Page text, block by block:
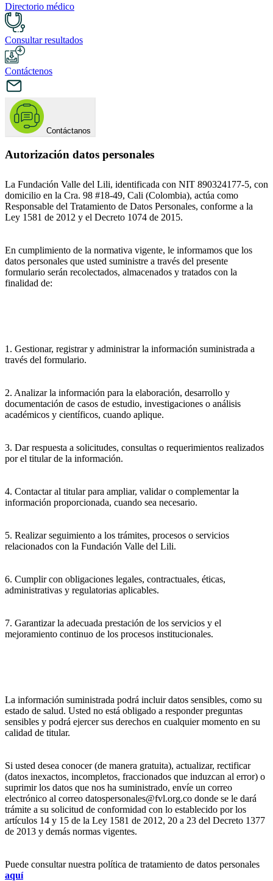
Directorio médico
Consultar resultados
Contáctenos
Contáctanos
Autorización datos personales
La Fundación Valle del Lili, identificada con NIT 890324177-5, con
domicilio en la Cra. 98 #18-49, Cali (Colombia), actúa como
Responsable del Tratamiento de Datos Personales, conforme a la
Ley 1581 de 2012 y el Decreto 1074 de 2015.
En cumplimiento de la normativa vigente, le informamos que los
datos personales que usted suministre a través del presente
formulario serán recolectados, almacenados y tratados con la
finalidad de:
1. Gestionar, registrar y administrar la información suministrada a
través del formulario.
2. Analizar la información para la elaboración, desarrollo y
documentación de casos de estudio, investigaciones o análisis
académicos y científicos, cuando aplique.
3. Dar respuesta a solicitudes, consultas o requerimientos realizados
por el titular de la información.
4. Contactar al titular para ampliar, validar o complementar la
información proporcionada, cuando sea necesario.
5. Realizar seguimiento a los trámites, procesos o servicios
relacionados con la Fundación Valle del Lili.
6. Cumplir con obligaciones legales, contractuales, éticas,
administrativas y regulatorias aplicables.
7. Garantizar la adecuada prestación de los servicios y el
mejoramiento continuo de los procesos institucionales.
La información suministrada podrá incluir datos sensibles, como su
estado de salud. Usted no está obligado a responder preguntas
sensibles y podrá ejercer sus derechos en cualquier momento en su
calidad de titular.
Si usted desea conocer (de manera gratuita), actualizar, rectificar
(datos inexactos, incompletos, fraccionados que induzcan al error) o
suprimir los datos que nos ha suministrado, envíe un correo
electrónico al correo datospersonales@fvl.org.co donde se le dará
trámite a su solicitud de conformidad con lo establecido por los
artículos 14 y 15 de la Ley 1581 de 2012, 20 a 23 del Decreto 1377
de 2013 y demás normas vigentes.
Puede consultar nuestra política de tratamiento de datos personales
aquí